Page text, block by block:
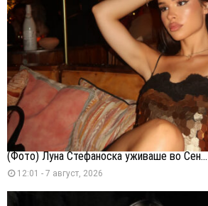
(Фото) Луна Стефаноска уживаше во Сен...
12:01 - 7 август, 2026